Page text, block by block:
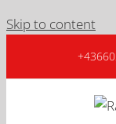
Skip to content